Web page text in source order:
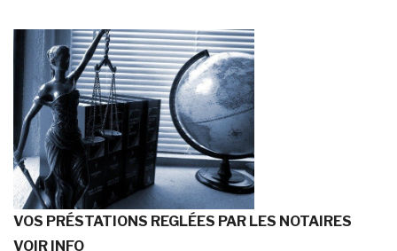
VOS PRÉSTATIONS REGLÉES PAR LES NOTAIRES
VOIR INFO